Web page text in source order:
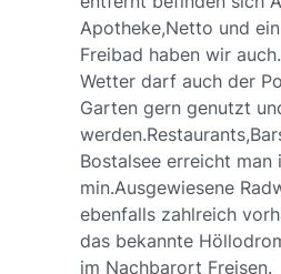
Apotheke,Netto und
Freibad haben wir
Wetter darf auch der
Garten gern genutzt
Bostalsee erreicht man
min.Ausgewiesene
ebenfalls zahlreich
das bekannte
im Nachbarort Freisen.